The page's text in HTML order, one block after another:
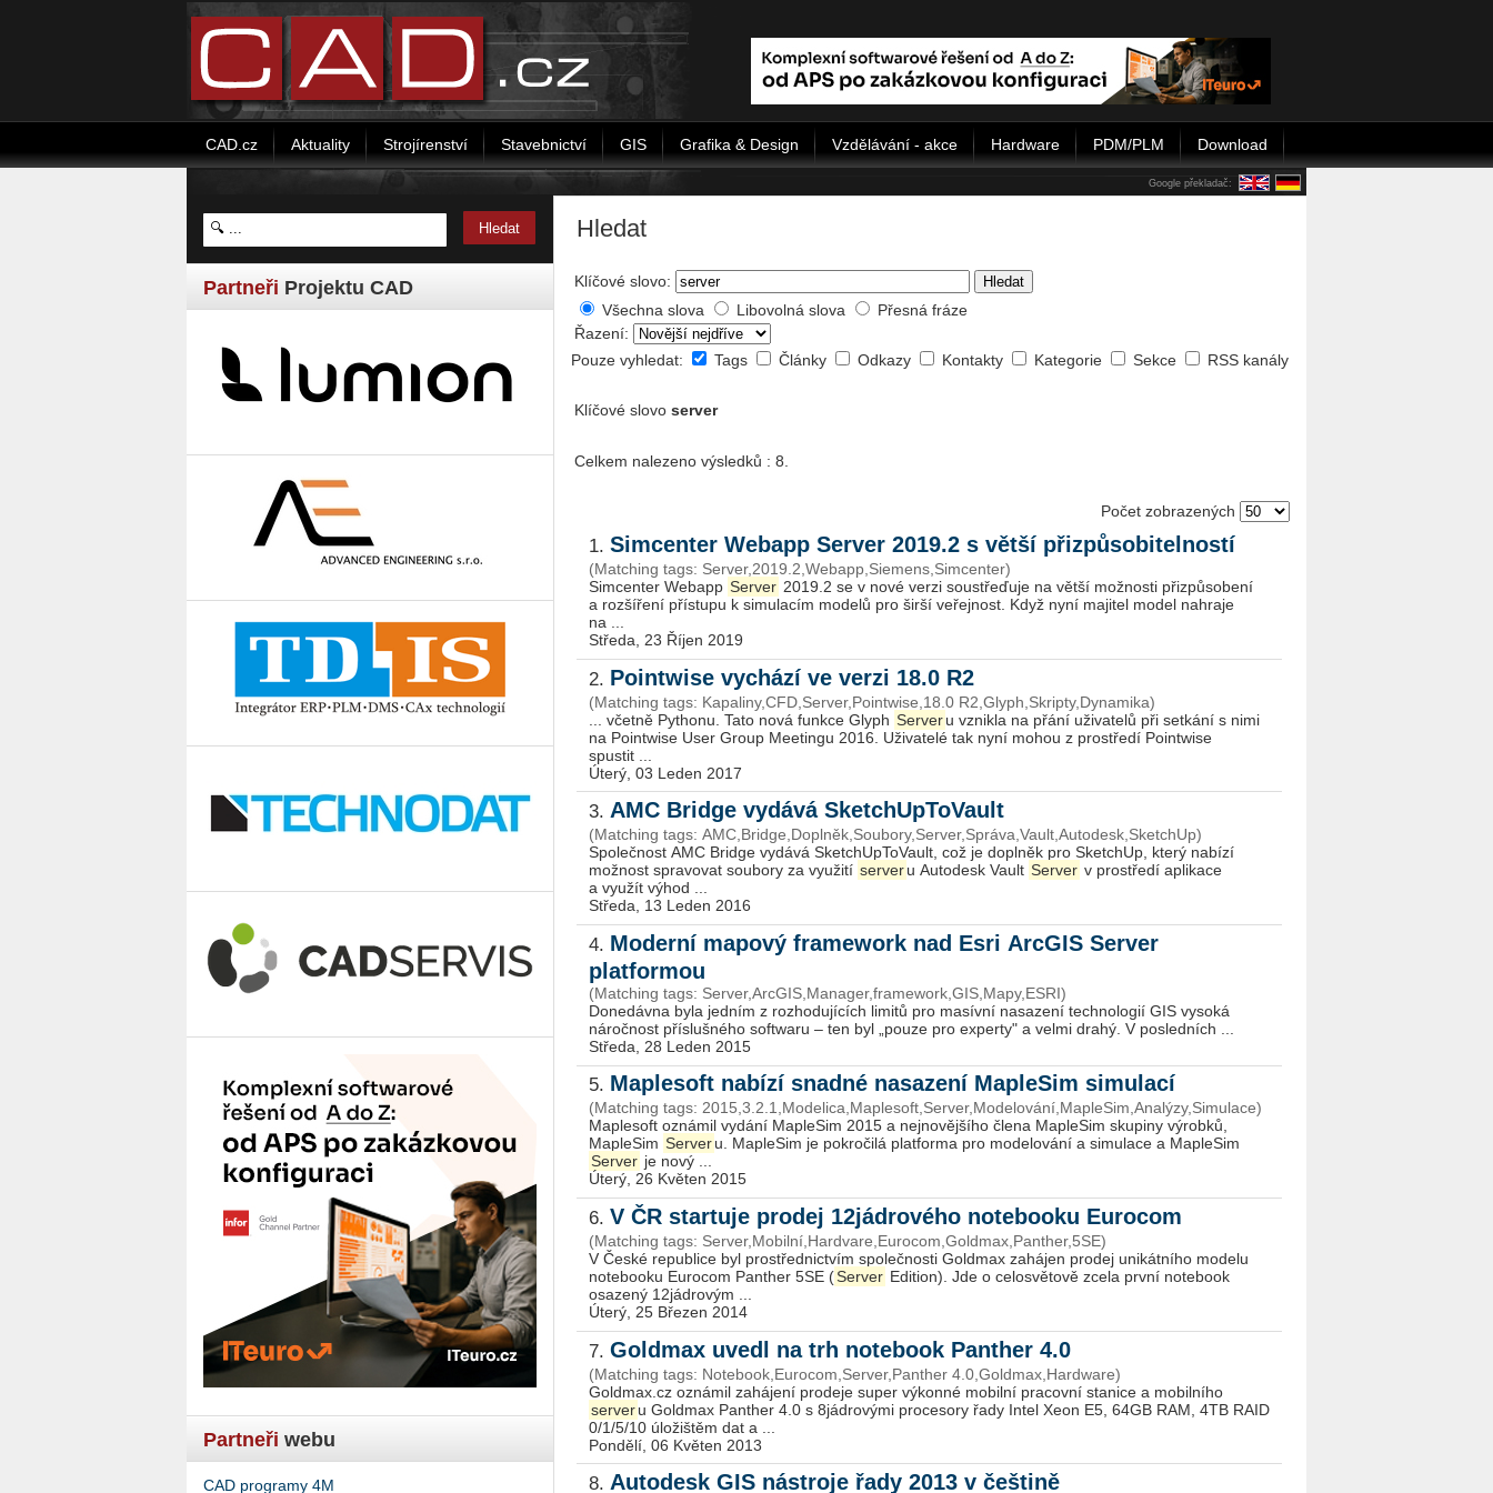
CAD.cz Aktuality Strojírenství Stavebnictví GIS Grafika & Design Vzdělávání - akce Hardware PDM/PLM Download
Google překladač:
Partneři Projektu CAD
Partneři webu
CAD programy 4M
Hledat
Klíčové slovo: Hledat
Všechna slova Libovolná slova
Přesná fráze
Řazení:
Pouze vyhledat:
Tags Články Odkazy Kontakty Kategorie Sekce RSS kanály
Klíčové slovo server
Celkem nalezeno výsledků : 8.
Počet zobrazených
1. Simcenter Webapp Server 2019.2 s větší přizpůsobitelností
(Matching tags: Server,2019.2,Webapp,Siemens,Simcenter)
Simcenter Webapp Server 2019.2 se v nové verzi soustřeďuje na větší možnosti přizpůsobení
a rozšíření přístupu k simulacím modelů pro širší veřejnost. Když nyní majitel model nahraje
na ...
Středa, 23 Říjen 2019
2. Pointwise vychází ve verzi 18.0 R2
(Matching tags: Kapaliny,CFD,Server,Pointwise,18.0 R2,Glyph,Skripty,Dynamika)
... včetně Pythonu. Tato nová funkce Glyph Server u vznikla na přání uživatelů při setkání s nimi
na Pointwise User Group Meetingu 2016. Uživatelé tak nyní mohou z prostředí Pointwise
spustit ...
Úterý, 03 Leden 2017
3. AMC Bridge vydává SketchUpToVault
(Matching tags: AMC,Bridge,Doplněk,Soubory,Server,Správa,Vault,Autodesk,SketchUp)
Společnost AMC Bridge vydává SketchUpToVault, což je doplněk pro SketchUp, který nabízí
možnost spravovat soubory za využití server u Autodesk Vault Server v prostředí aplikace
a využít výhod ...
Středa, 13 Leden 2016
4. Moderní mapový framework nad Esri ArcGIS Server
platformou
(Matching tags: Server,ArcGIS,Manager,framework,GIS,Mapy,ESRI)
Donedávna byla jedním z rozhodujících limitů pro masívní nasazení technologií GIS vysoká
náročnost příslušného softwaru – ten byl „pouze pro experty" a velmi drahý. V posledních ...
Středa, 28 Leden 2015
5. Maplesoft nabízí snadné nasazení MapleSim simulací
(Matching tags: 2015,3.2.1,Modelica,Maplesoft,Server,Modelování,MapleSim,Analýzy,Simulace)
Maplesoft oznámil vydání MapleSim 2015 a nejnovějšího člena MapleSim skupiny výrobků,
MapleSim Server u. MapleSim je pokročilá platforma pro modelování a simulace a MapleSim
Server je nový ...
Úterý, 26 Květen 2015
6. V ČR startuje prodej 12jádrového notebooku Eurocom
(Matching tags: Server,Mobilní,Hardvare,Eurocom,Goldmax,Panther,5SE)
V České republice byl prostřednictvím společnosti Goldmax zahájen prodej unikátního modelu
notebooku Eurocom Panther 5SE (Server Edition). Jde o celosvětově zcela první notebook
osazený 12jádrovým ...
Úterý, 25 Březen 2014
7. Goldmax uvedl na trh notebook Panther 4.0
(Matching tags: Notebook,Eurocom,Server,Panther 4.0,Goldmax,Hardware)
Goldmax.cz oznámil zahájení prodeje super výkonné mobilní pracovní stanice a mobilního
server u Goldmax Panther 4.0 s 8jádrovými procesory řady Intel Xeon E5, 64GB RAM, 4TB RAID
0/1/5/10 úložištěm dat a ...
Pondělí, 06 Květen 2013
8. Autodesk GIS nástroje řady 2013 v češtině